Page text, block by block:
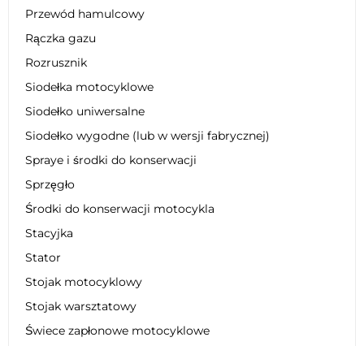
Przewód hamulcowy
Rączka gazu
Rozrusznik
Siodełka motocyklowe
Siodełko uniwersalne
Siodełko wygodne (lub w wersji fabrycznej)
Spraye i środki do konserwacji
Sprzęgło
Środki do konserwacji motocykla
Stacyjka
Stator
Stojak motocyklowy
Stojak warsztatowy
Świece zapłonowe motocyklowe